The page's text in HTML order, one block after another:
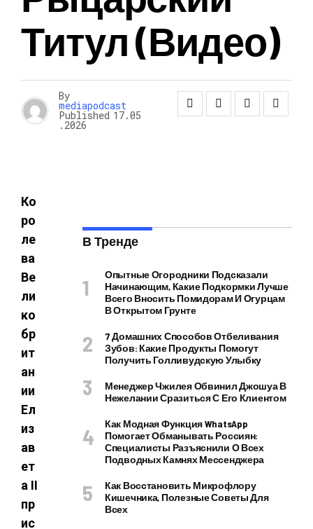
Титул (видео)
By
mediapodcast
Published 17.05
.2026
Ко
ро
ле
ва
Ве
ли
ко
бр
ит
ан
ии
Ел
из
ав
ет
а II
пр
ис
В Тренде
Опытные Огородники Подсказали
Начинающим, Какие Подкормки Лучше
Всего Вносить Помидорам И Огурцам
В Открытом Грунте
7 Домашних Способов Отбеливания
Зубов: Какие Продукты Помогут
Получить Голливудскую Улыбку
Менеджер Чжилея Обвинил Джошуа В
Нежелании Сразиться С Его Клиентом
Как Модная Функция WhatsApp
Помогает Обманывать Россиян:
Специалисты Разъяснили О Всех
Подводных Камнях Мессенджера
Как Восстановить Микрофлору
Кишечника, Полезные Советы Для
Всех